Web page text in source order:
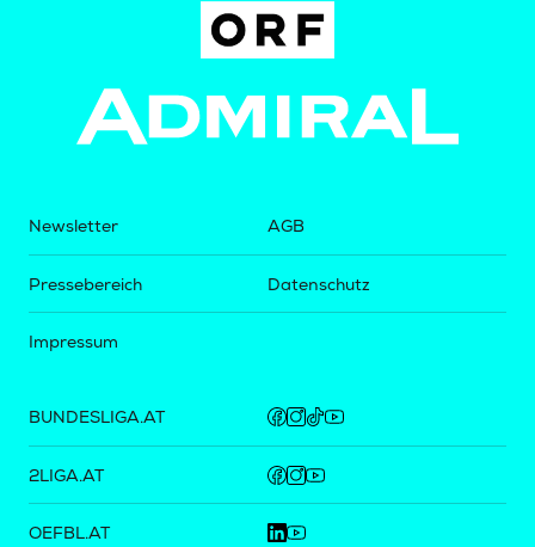
Newsletter
Pressebereich
Impressum
AGB
Datenschutz
BUNDESLIGA.AT
2LIGA.AT
OEFBL.AT